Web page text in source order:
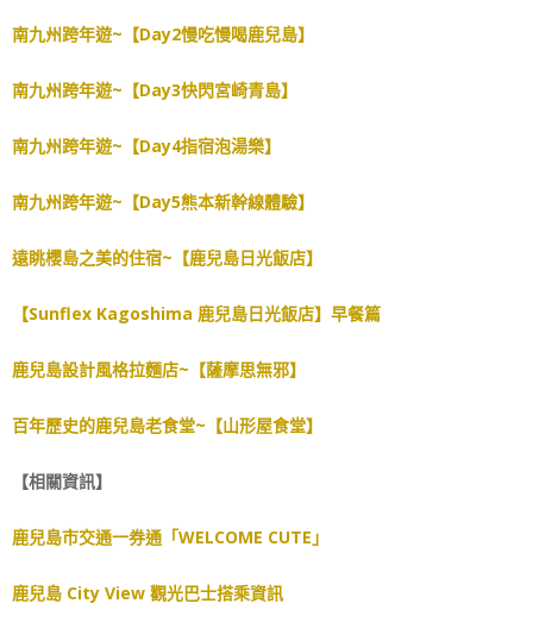
南九州跨年遊~【Day2慢吃慢喝鹿兒島】
南九州跨年遊~【Day3快閃宮崎青島】
南九州跨年遊~【Day4指宿泡湯樂】
南九州跨年遊~【Day5熊本新幹線體驗】
遠眺櫻島之美的住宿~【鹿兒島日光飯店】
【Sunflex Kagoshima 鹿兒島日光飯店】早餐篇
鹿兒島設計風格拉麵店~【薩摩思無邪】
百年歷史的鹿兒島老食堂~【山形屋食堂】
【相關資訊】
鹿兒島市交通一券通「WELCOME CUTE」
鹿兒島 City View 觀光巴士搭乘資訊